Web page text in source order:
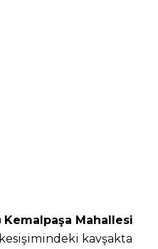
Kemalpaşa Mahallesi
kavşakta